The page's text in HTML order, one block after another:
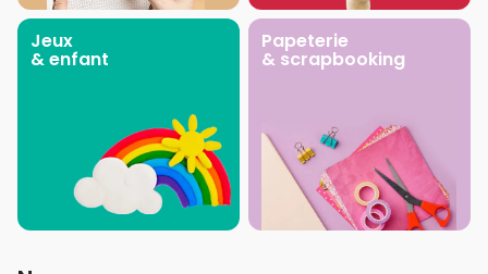
Jeux
& enfant
Papeterie
& scrapbooking